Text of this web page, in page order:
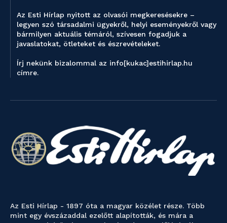
Az Esti Hírlap nyitott az olvasói megkeresésekre –
legyen szó társadalmi ügyekről, helyi eseményekről vagy
bármilyen aktuális témáról, szívesen fogadjuk a
javaslatokat, ötleteket és észrevételeket.
Írj nekünk bizalommal az info[kukac]estihirlap.hu
címre.
Az Esti Hírlap - 1897 óta a magyar közélet része. Több
mint egy évszázaddal ezelőtt alapították, és mára a